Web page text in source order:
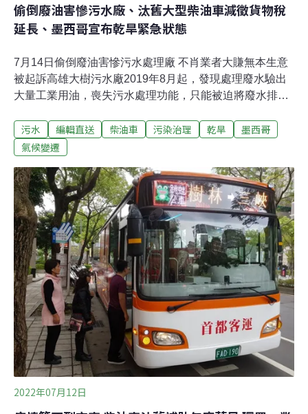
偷倒廢油害慘污水廠、汰舊大型柴油車減徵貨物稅
延長、墨西哥宣布乾旱緊急狀態
7月14日偷倒廢油害慘污水處理廠 不肖業者大賺無本生意
被起訴高雄大樹污水廠2019年8月起，發現處理廢水驗出
大量工業用油，喪失污水處理功能，只能被迫將廢水排入
收費抽取廢油、水肥，再趁機偷排入污水下水道，大賺
「無本」生意，雄檢偵結，今天將邱男、邱男旗下員工及
汰舊大型柴油車減徵貨物稅 財部預告延長至2026年財政部
預告修正貨物稅條例草案，為加速報廢老舊大型柴油車，
改善空氣品質，提升車主汰舊換新意願，大型柴油車汰舊
換新減徵貨物稅延長4年，實施至2026年12月31日，每輛
最高減徵貨物稅新台幣40萬元。（經濟日報報導）
污水 編輯直送 柴油車 污染治理 乾旱
墨西哥
氣候變遷
2022年07月12日